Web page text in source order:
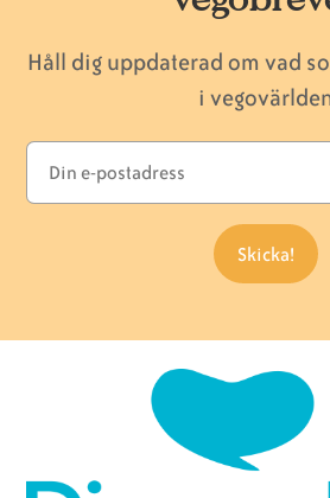
Håll dig uppdaterad om vad
i